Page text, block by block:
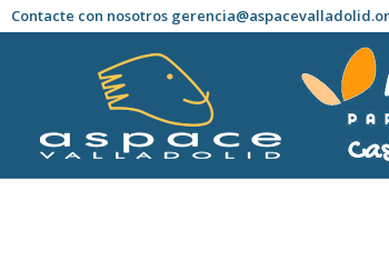
Contacte con nosotros